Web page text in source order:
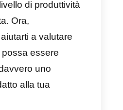
e automazione
messaggi broadcast
e
di tutte le